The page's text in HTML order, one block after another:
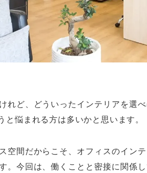
れど、どういったインテリアを選
悩まれる方は多いかと思います。
空間だからこそ、オフィスのイン
。今回は、働くことと密接に関係